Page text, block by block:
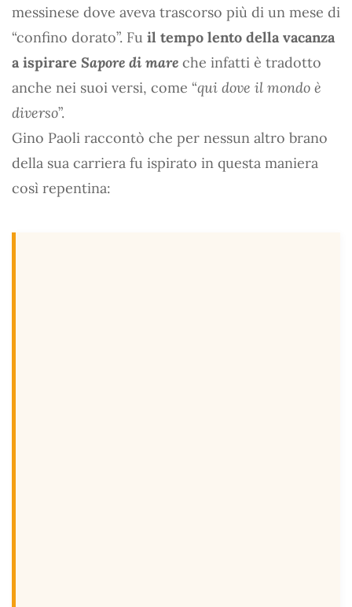
messinese dove aveva trascorso più di un mese di
“confino dorato”. Fu il tempo lento della vacanza
a ispirare Sapore di mare che infatti è tradotto
anche nei suoi versi, come “qui dove il mondo è
diverso”.
Gino Paoli raccontò che per nessun altro brano
della sua carriera fu ispirato in questa maniera
così repentina: